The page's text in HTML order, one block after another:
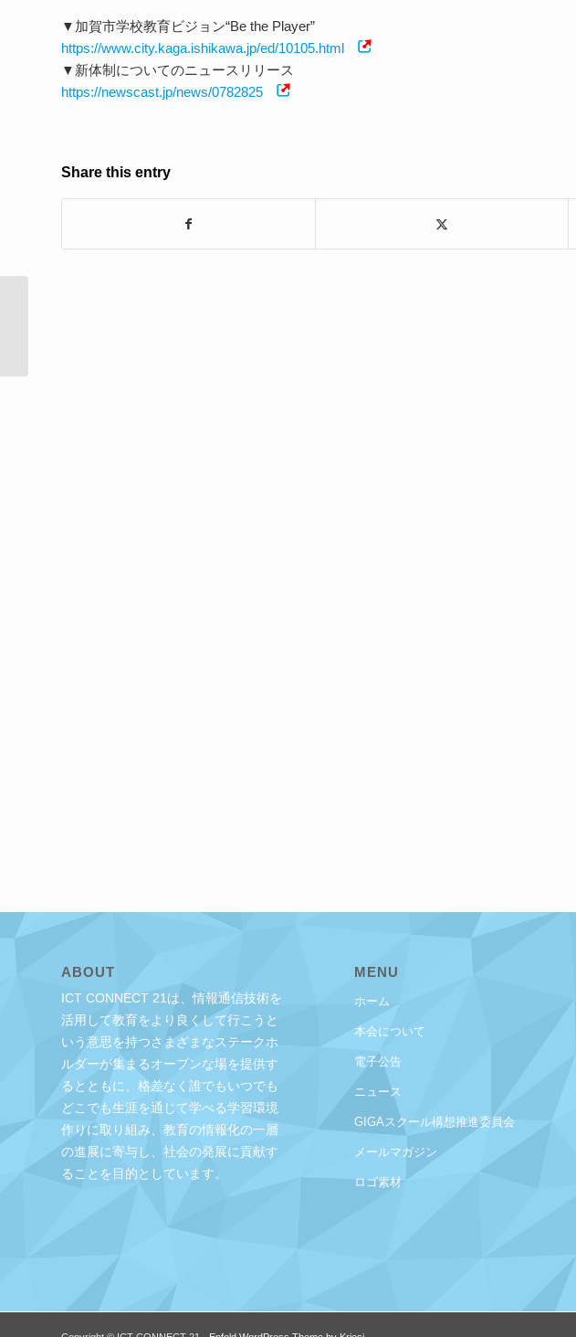
▼加賀市学校教育ビジョン“Be the Player”
https://www.city.kaga.ishikawa.jp/ed/10105.html
▼新体制についてのニュースリリース
https://newscast.jp/news/0782825
Share this entry
ABOUT
ICT CONNECT 21は、情報通信技術を
活用して教育をより良くして行こうと
いう意思を持つさまざまなステークホ
ルダーが集まるオープンな場を提供す
るとともに、格差なく誰でもいつでも
どこでも生涯を通じて学べる学習環境
作りに取り組み、教育の情報化の一層
の進展に寄与し、社会の発展に貢献す
ることを目的としています。
MENU
ホーム
本会について
電子公告
ニュース
GIGAスクール構想推進委員会
メールマガジン
ロゴ素材